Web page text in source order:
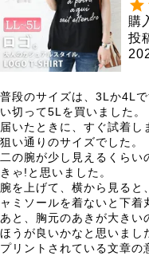
購
投
普段のサイズは、3Lか4L
い切って5Lを買いました。
届いたときに、すぐ試着し
狙い通りのサイズでした。
二の腕が少し見えるくらい
きゃ!と思いました。
腕を上げて、横から見ると
ャミソールを着ないと下
あと、胸元のあきが大きい
ほうが良いかなと思いまし
プリントされている文章